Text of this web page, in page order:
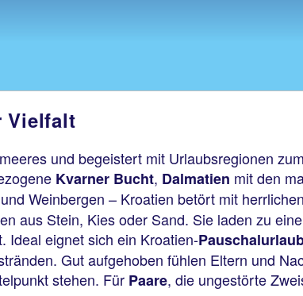
Vielfalt
und begeistert mit Urlaubsregionen
Kvarner Bucht, Dalmatien mit den
Weinbergen – Kroatien betört mit
aus Stein, Kies oder Sand. Sie laden zu
Ideal eignet sich ein Kroatien-
Gut aufgehoben fühlen Eltern und
stehen. Für Paare, die ungestörte